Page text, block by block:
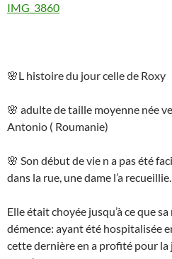
IMG_3860
🌸L histoire du jour celle de Roxy
🌸 adulte de taille moyenne née
Antonio ( Roumanie)
🌸 Son début de vie n a pas été
dans la rue, une dame l’a recueillie.
Elle était choyée jusqu’à ce que
démence: ayant été hospitalisée
cette dernière en a profité pour